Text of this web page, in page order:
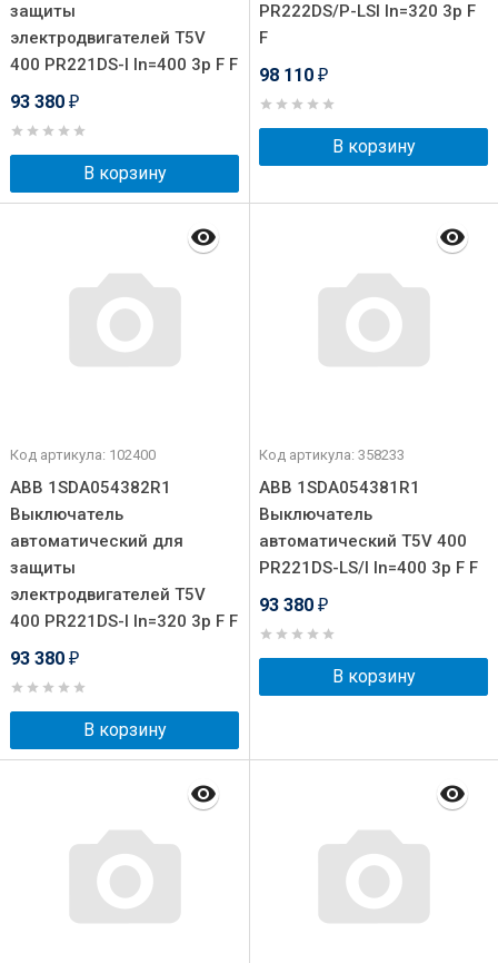
защиты
электродвигателей T5V
400 PR221DS-I In=400 3p F F
93 380 ₽
В корзину
PR222DS/P-LSI In=320 3p F
F
98 110 ₽
В корзину
Код артикула: 102400
ABB 1SDA054382R1
Выключатель
автоматический для
защиты
электродвигателей T5V
400 PR221DS-I In=320 3p F F
93 380 ₽
В корзину
Код артикула: 358233
ABB 1SDA054381R1
Выключатель
автоматический T5V 400
PR221DS-LS/I In=400 3p F F
93 380 ₽
В корзину